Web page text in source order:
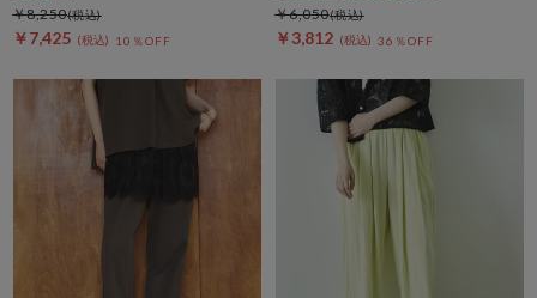
￥7,425 10％OFF
￥8,250
￥3,812 36％OFF
￥6,050